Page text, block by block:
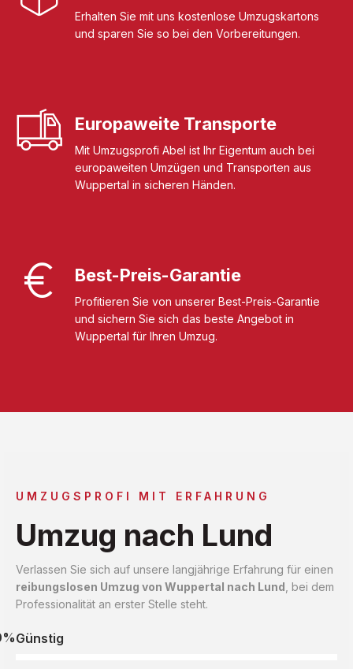
Erhalten Sie mit uns kostenlose Umzugskartons
und sparen Sie so bei den Vorbereitungen.
Europaweite Transporte
Mit Umzugsprofi Abel ist Ihr Eigentum auch bei
europaweiten Umzügen und Transporten aus
Wuppertal in sicheren Händen.
Best-Preis-Garantie
Profitieren Sie von unserer Best-Preis-Garantie
und sichern Sie sich das beste Angebot in
Wuppertal für Ihren Umzug.
UMZUGSPROFI MIT ERFAHRUNG
Umzug nach Lund
Verlassen Sie sich auf unsere langjährige Erfahrung für einen
reibungslosen Umzug von Wuppertal nach Lund , bei dem
Professionalität an erster Stelle steht.
Günstig